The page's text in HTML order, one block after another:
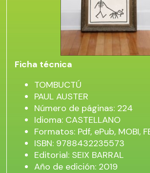
Ficha técnica
TOMBUCTÚ
PAUL AUSTER
Número de páginas: 224
Idioma: CASTELLANO
Formatos: Pdf, ePub, MOBI,
ISBN: 9788432235573
Editorial: SEIX BARRAL
Año de edición: 2019